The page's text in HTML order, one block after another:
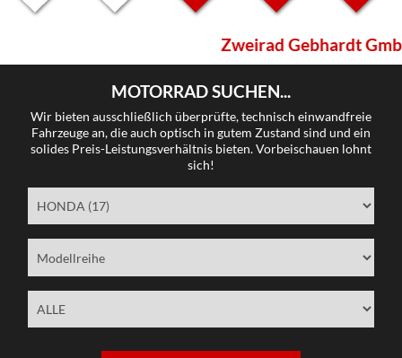
Zweirad Gebhardt
MOTORRAD SUCHEN...
Wir bieten ausschließlich überprüfte, technisch einwandfreie
Fahrzeuge an, die auch optisch in gutem Zustand sind und ein
solides Preis-Leistungsverhältnis bieten. Vorbeischauen lohnt
sich!